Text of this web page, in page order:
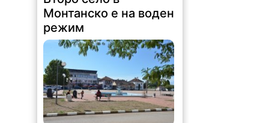
Монтанско е на воден
режим